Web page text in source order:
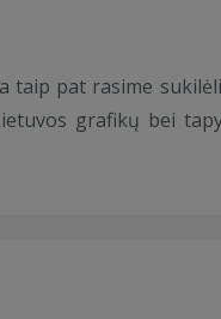
taip pat rasime
grafikų bei